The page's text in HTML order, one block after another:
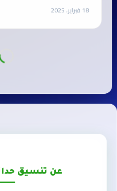
18 فبراير، 2025
عن تنسيق